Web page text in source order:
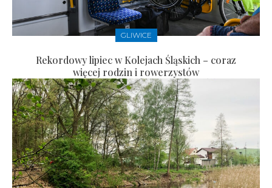
GLIWICE
Rekordowy lipiec w Kolejach Śląskich – coraz
więcej rodzin i rowerzystów